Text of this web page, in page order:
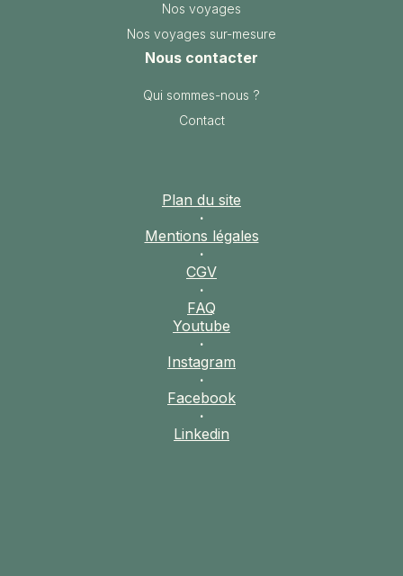
Nos voyages
Nos voyages sur-mesure
Nous contacter
Qui sommes-nous ?
Contact
Plan du site
·
Mentions légales
·
CGV
·
FAQ
Youtube
·
Instagram
·
Facebook
·
Linkedin